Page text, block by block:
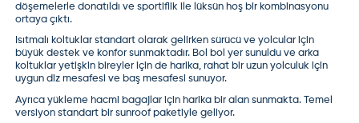
döşemelerle donatıldı ve sportiflik ile lüksün hoş bir kombinasyonu
ortaya çıktı.
Isıtmalı koltuklar standart olarak gelirken sürücü ve yolcular için
büyük destek ve konfor sunmaktadır. Bol bol yer sunuldu ve arka
koltuklar yetişkin bireyler için de harika, rahat bir uzun yolculuk için
uygun diz mesafesi ve baş mesafesi sunuyor.
Ayrıca yükleme hacmi bagajlar için harika bir alan sunmakta. Temel
versiyon standart bir sunroof paketiyle geliyor.